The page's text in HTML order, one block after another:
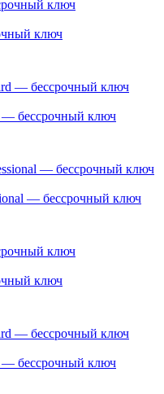
ключ
— бессрочный ключ
— бессрочный ключ
ключ
— бессрочный ключ